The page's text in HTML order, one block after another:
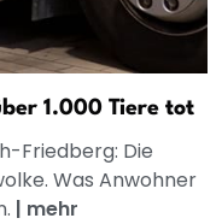
1.000 Tiere tot
Friedberg: Die
Was Anwohner
| mehr